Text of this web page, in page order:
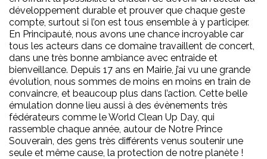
développement durable et prouver que chaque geste
compte, surtout si l’on est tous ensemble à y participer.
En Principauté, nous avons une chance incroyable car
tous les acteurs dans ce domaine travaillent de concert,
dans une très bonne ambiance avec entraide et
bienveillance. Depuis 17 ans en Mairie, j’ai vu une grande
évolution, nous sommes de moins en moins en train de
convaincre, et beaucoup plus dans l’action. Cette belle
émulation donne lieu aussi à des évènements très
fédérateurs comme le World Clean Up Day, qui
rassemble chaque année, autour de Notre Prince
Souverain, des gens très différents venus soutenir une
seule et même cause, la protection de notre planète !